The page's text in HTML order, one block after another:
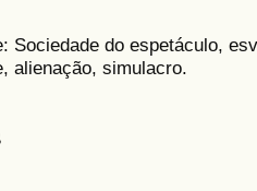
Sociedade do espetáculo,
alienação, simulacro.